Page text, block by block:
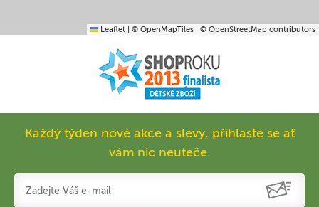
Leaflet © OpenMapTiles © OpenStreetMap contributors
Každý týden nové akce a slevy, přihlaste se ať
vám nic neuteče.